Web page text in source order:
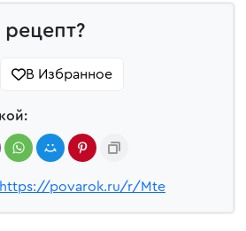
В Избранное
https://povarok.ru/r/Mte